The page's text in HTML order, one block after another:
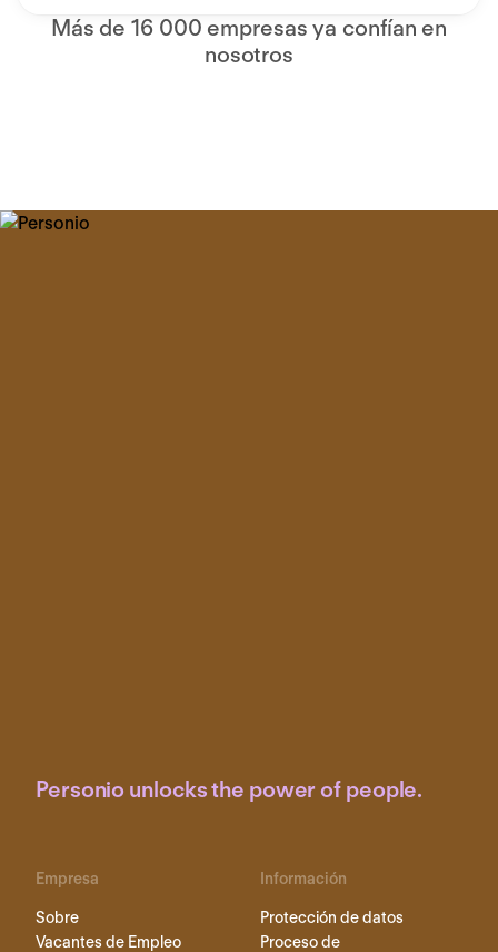
Más de 16 000 empresas ya confían en
nosotros
Personio unlocks the power of people.
Empresa
Sobre
Vacantes de Empleo
Información
Protección de datos
Proceso de